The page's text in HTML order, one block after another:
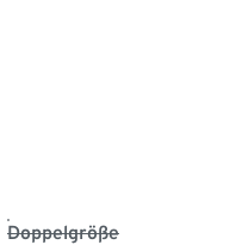
Doppelgröße